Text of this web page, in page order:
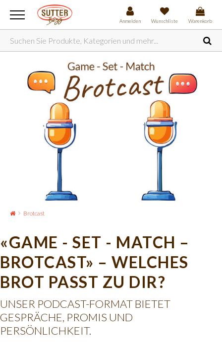
Anmelden Wunschliste Warenkorb
Brotcast
«GAME - SET - MATCH –
BROTCAST» – WELCHES
BROT PASST ZU DIR?
UNSER PODCAST-FORMAT BIETET
GESPRÄCHE, PROMIS UND
PERSÖNLICHKEIT.